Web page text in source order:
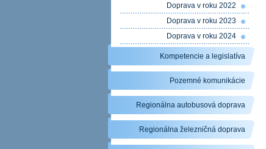
Doprava v roku 2022
Doprava v roku 2023
Doprava v roku 2024
Kompetencie a legislatíva
Pozemné komunikácie
Regionálna autobusová doprava
Regionálna železničná doprava